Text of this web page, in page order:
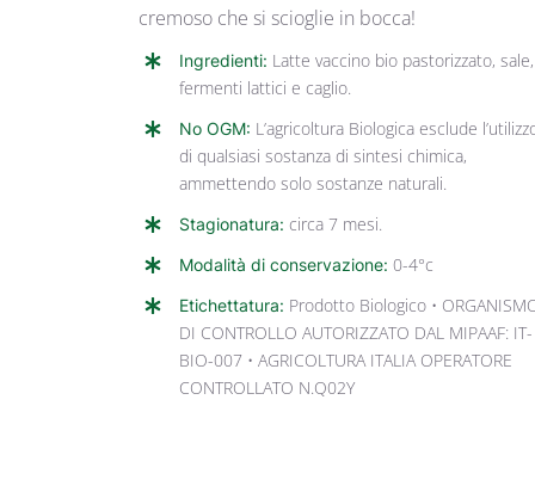
cremoso che si scioglie in bocca!
Ingredienti: Latte vaccino bio pastorizzato, sale,
fermenti lattici e caglio.
No OGM: L’agricoltura Biologica esclude
di qualsiasi sostanza di sintesi chimica,
ammettendo solo sostanze naturali.
Stagionatura: circa 7 mesi.
Modalità di conservazione: 0-4°c
Etichettatura: Prodotto Biologico •
DI CONTROLLO AUTORIZZATO DAL MIPAAF: IT-
BIO-007 • AGRICOLTURA ITALIA OPERATORE
CONTROLLATO N.Q02Y